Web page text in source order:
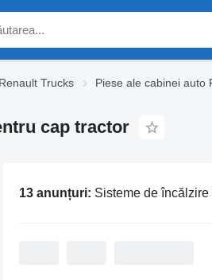
Trucks Piese ale cabinei auto
cap tractor
13 anunțuri: Sisteme de